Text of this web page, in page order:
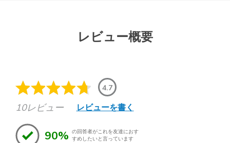
レビュー概要
4.7
10レビュー レビューを書く
90% の回答者がこれを友達におす
すめしたいと言っています